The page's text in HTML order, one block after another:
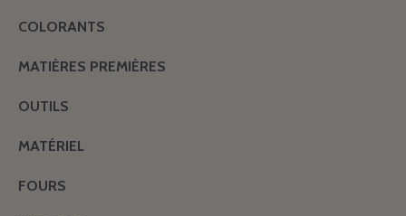
COLORANTS
MATIÈRES PREMIÈRES
OUTILS
MATÉRIEL
FOURS